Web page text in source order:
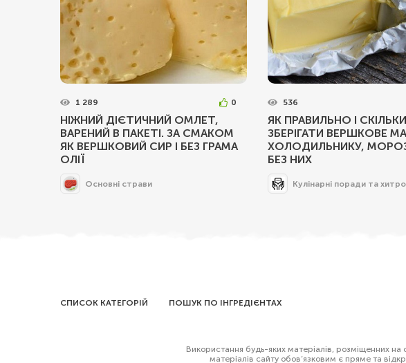
1 289 0
НІЖНИЙ ДІЄТИЧНИЙ ОМЛЕТ,
ВАРЕНИЙ В ПАКЕТІ. ЗА СМАКОМ
ЯК ВЕРШКОВИЙ СИР І БЕЗ ГРАМА
ОЛІЇ
Основні страви
536
ЯК ПРАВИЛЬНО І
ЗБЕРІГАТИ ВЕРШКОВЕ
ХОЛОДИЛЬНИКУ,
БЕЗ НИХ
Кулінарні поради та
СПИСОК КАТЕГОРІЙ ПОШУК ПО ІНГРЕДІЄНТАХ
Використання будь-яких матеріалів, розміщенних на
матеріалів сайту обов’язковим є пряме та